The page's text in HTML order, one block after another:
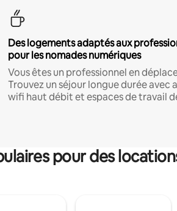
Des logements adaptés aux
pour les nomades numériques
Vous êtes un professionnel en
Trouvez un séjour longue durée avec
wifi haut débit et espaces de travail
pour des